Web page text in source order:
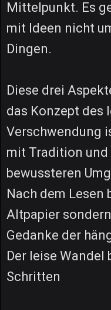
Mittelpunkt. Es
mit Ideen nicht
Dingen.
Diese drei
das Konzept des
Verschwendung
mit Tradition
bewussteren
Nach dem Lesen
Altpapier
Gedanke der
Der leise
Schritten